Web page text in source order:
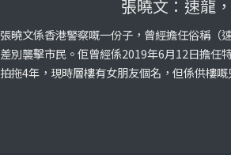
張曉文：速龍
張曉文係香港警察嘅一份子，曾經擔任俗稱（
差別襲擊市民。佢曾經係2019年6月12日擔任
拍拖4年，現時層樓有女朋友個名，但係供樓